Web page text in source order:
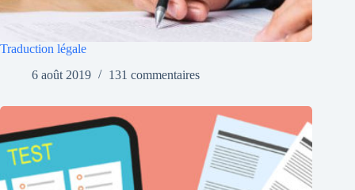
Traduction légale
6 août 2019
131 commentaires